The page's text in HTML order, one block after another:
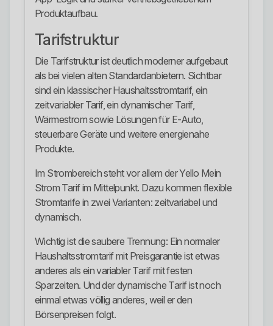
Produktaufbau.
Tarifstruktur
Die Tarifstruktur ist deutlich moderner aufgebaut
als bei vielen alten Standardanbietern. Sichtbar
sind ein klassischer Haushaltsstromtarif, ein
zeitvariabler Tarif, ein dynamischer Tarif,
Wärmestrom sowie Lösungen für E-Auto,
steuerbare Geräte und weitere energienahe
Produkte.
Im Strombereich steht vor allem der Yello Mein
Strom Tarif im Mittelpunkt. Dazu kommen flexible
Stromtarife in zwei Varianten: zeitvariabel und
dynamisch.
Wichtig ist die saubere Trennung: Ein normaler
Haushaltsstromtarif mit Preisgarantie ist etwas
anderes als ein variabler Tarif mit festen
Sparzeiten. Und der dynamische Tarif ist noch
einmal etwas völlig anderes, weil er den
Börsenpreisen folgt.